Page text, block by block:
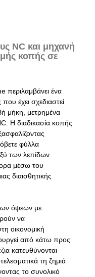
NC και μηχανή
κοπής σε
περιλαμβάνει ένα
έχει σχεδιαστεί
μήκη, μετρημένα
Η διαδικασία κοπής
φύλλα
των λεπίδων
μέσω του
διαισθητικής
όψεων με
να
οικονομική
από κάτω προς
κατευθύνονται
τη ζημιά
το συνολικό